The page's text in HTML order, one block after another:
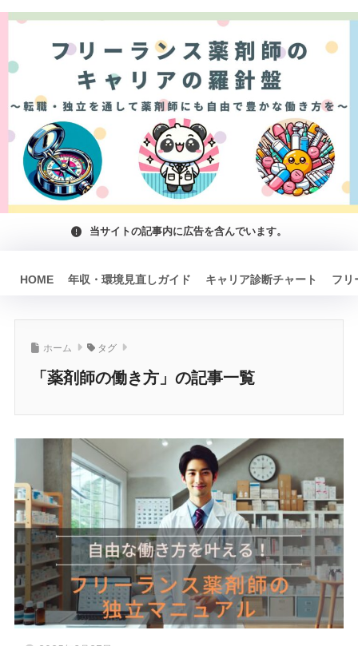
当サイトの記事内に広告を含んでいます。
HOME 年収・環境見直しガイド キャリア診断チャート フリ
ホーム タグ
「薬剤師の働き方」の記事一覧